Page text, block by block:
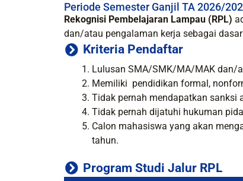
Periode Semester Ganjil TA 2026/
Rekognisi Pembelajaran Lampau (RPL)
dan/atau pengalaman kerja sebagai
Kriteria Pendaftar
Lulusan SMA/SMK/MA/MAK dan/
Memiliki pendidikan formal,
Tidak pernah mendapatkan sanksi
Tidak pernah dijatuhi hukuman
Calon mahasiswa yang akan
tahun.
Program Studi Jalur RPL